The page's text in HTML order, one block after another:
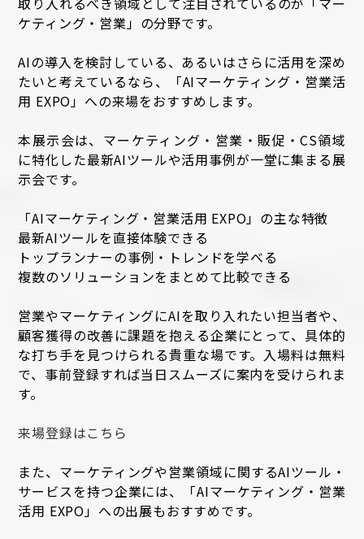
ケティング・営業」の分野です。
AIの導入を検討している、あるいはさらに活用を深め
たいと考えているなら、「AIマーケティング・営業活
用 EXPO」への来場をおすすめします。
本展示会は、マーケティング・営業・販促・CS領域
に特化した最新AIツールや活用事例が一堂に集まる展
示会です。
「AIマーケティング・営業活用 EXPO」の主な特徴
最新AIツールを直接体験できる
トップランナーの事例・トレンドを学べる
複数のソリューションをまとめて比較できる
営業やマーケティングにAIを取り入れたい担当者や、
顧客獲得の改善に課題を抱える企業にとって、具体的
な打ち手を見つけられる貴重な場です。入場料は無料
で、事前登録すれば当日スムーズに案内を受けられま
す。
来場登録はこちら
また、マーケティングや営業領域に関するAIツール・
サービスを持つ企業には、「AIマーケティング・営業
活用 EXPO」への出展もおすすめです。